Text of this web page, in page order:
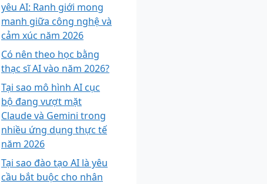
yêu AI: Ranh giới mong
manh giữa công nghệ và
cảm xúc năm 2026
Có nên theo học bằng
thạc sĩ AI vào năm 2026?
Tại sao mô hình AI cục
bộ đang vượt mặt
Claude và Gemini trong
nhiều ứng dụng thực tế
năm 2026
Tại sao đào tạo AI là yêu
cầu bắt buộc cho nhân